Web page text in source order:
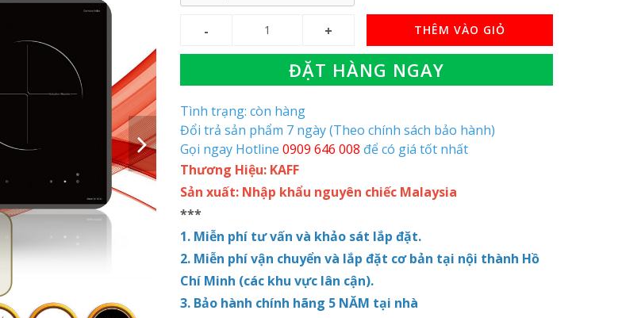
THÊM VÀO GIỎ
ĐẶT HÀNG NGAY
Tình trạng: còn hàng
Đổi trả sản phẩm 7 ngày (Theo chính sách bảo hành)
Gọi ngay Hotline 0909 646 008 để có giá tốt nhất
Thương Hiệu: KAFF
Sản xuất: Nhập khẩu nguyên chiếc Malaysia
***
1. Miễn phí tư vấn và khảo sát lắp đặt.
2. Miễn phí vận chuyển và lắp đặt cơ bản tại nội thành Hồ
Chí Minh (các khu vực lân cận).
3. Bảo hành chính hãng 5 NĂM tại nhà